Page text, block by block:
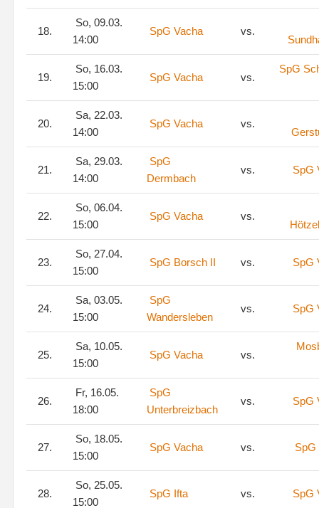
18.
So, 09.03.
14:00
SpG Vacha vs.
19.
So, 16.03.
15:00
SpG Vacha vs.
SpG
20.
Sa, 22.03.
14:00
SpG Vacha vs.
21.
Sa, 29.03.
14:00
SpG
Dermbach
vs. SpG
22.
So, 06.04.
15:00
SpG Vacha vs.
23.
So, 27.04.
15:00
SpG Borsch II vs. SpG
24.
Sa, 03.05.
15:00
SpG
Wandersleben
vs. SpG
25.
Sa, 10.05.
15:00
SpG Vacha vs.
26.
Fr, 16.05.
18:00
SpG
Unterbreizbach
vs. SpG
27.
So, 18.05.
15:00
SpG Vacha vs. SpG
28.
So, 25.05.
15:00
SpG Ifta vs. SpG